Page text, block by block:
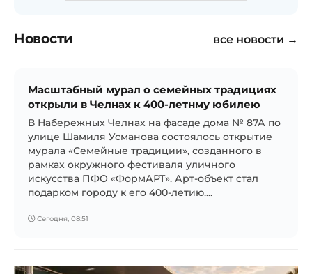
Новости все новости →
Масштабный мурал о семейных традициях
открыли в Челнах к 400-летнму юбилею
В Набережных Челнах на фасаде дома № 87А по
улице Шамиля Усманова состоялось открытие
мурала «Семейные традиции», созданного в
рамках окружного фестиваля уличного
искусства ПФО «ФормАРТ». Арт-объект стал
подарком городу к его 400-летию....
Сегодня, 08:51